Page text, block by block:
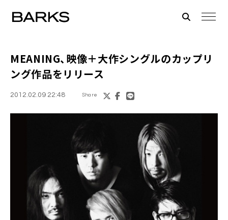
MEANING、映像＋大作シングルのカップリ
ング作品をリリース
2012.02.09 22:48 Share